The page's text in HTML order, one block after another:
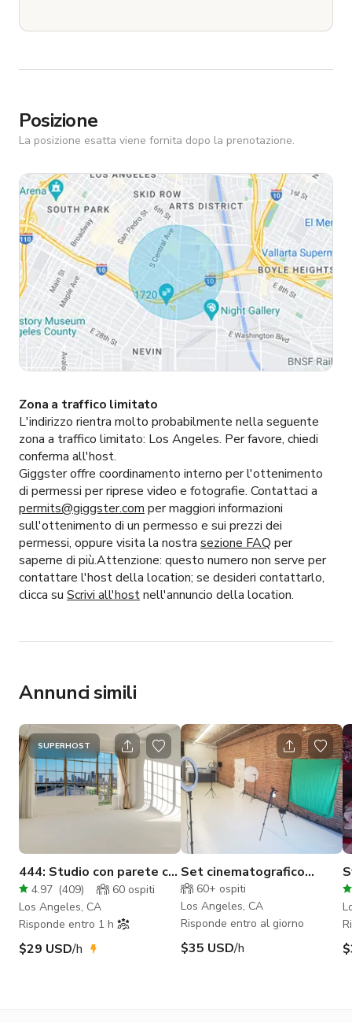
Posizione
La posizione esatta viene fornita dopo la prenotazione.
Zona a traffico limitato
L'indirizzo rientra molto probabilmente nella seguente
zona a traffico limitato: Los Angeles. Per favore, chiedi
conferma all'host.
Giggster offre coordinamento interno per l'ottenimento
di permessi per riprese video e fotografie. Contattaci a
permits@giggster.com per maggiori informazioni
sull'ottenimento di un permesso e sui prezzi dei
permessi, oppure visita la nostra sezione FAQ per
saperne di più.Attenzione: questo numero non serve per
contattare l'host della location; se desideri contattarlo,
clicca su Scrivi all'hostnell'annuncio della location.
Annunci simili
SUPERHOST
444: Studio con parete cyc
naturale + ILLUMINAZIONE
GRATUITA
4.97 (409) 60 ospiti
Los Angeles, CA
Risponde entro 1 h
$29 USD/h
Set cinematografico
privato/Studio nel Fabric
District di LA.
60+ ospiti
Los Angeles, CA
Risponde entro al giorno
$35 USD/h